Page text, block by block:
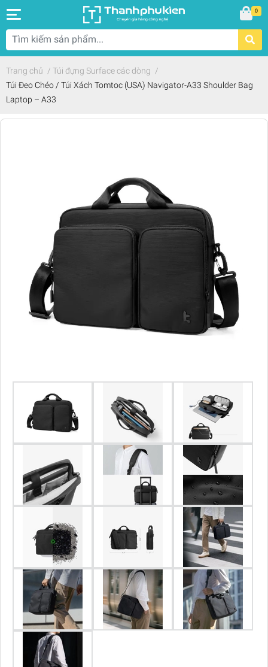
0
Trang chủ / Túi đựng Surface các dòng /
Túi Đeo Chéo / Túi Xách Tomtoc (USA) Navigator-A33 Shoulder Bag
Laptop – A33